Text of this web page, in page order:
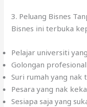
3. Peluang Bisnes
Bisnes ini terbuka
Pelajar universiti
Golongan
Suri rumah yang nak
Pesara yang nak
Sesiapa saja yang